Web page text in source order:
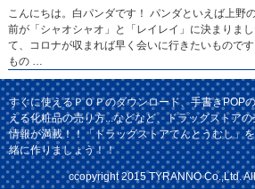
こんにちは。白パンダです！ パンダといえば上野
前が「シャオシャオ」と「レイレイ」に決まりま
て、コロナが収まれば早く会いに行きたいもので
もの …
すぐに使えるＰＯＰのダウンロード、手書きPOP
える化粧品の売り方...などなど、ドラッグストア
情報が満載！！「ドラッグストアてんとうむし」
緒に作りましょう！！
ccopyright 2015 TYRANNO Co.,Ltd.